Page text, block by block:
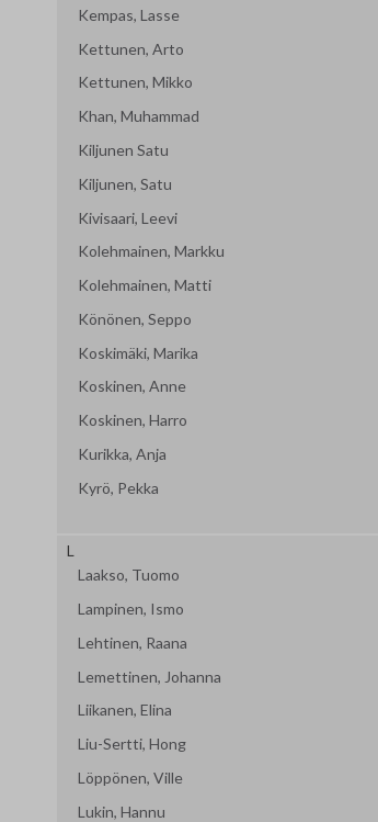
Kempas, Lasse
Kettunen, Arto
Kettunen, Mikko
Khan, Muhammad
Kiljunen Satu
Kiljunen, Satu
Kivisaari, Leevi
Kolehmainen, Markku
Kolehmainen, Matti
Könönen, Seppo
Koskimäki, Marika
Koskinen, Anne
Koskinen, Harro
Kurikka, Anja
Kyrö, Pekka
L
Laakso, Tuomo
Lampinen, Ismo
Lehtinen, Raana
Lemettinen, Johanna
Liikanen, Elina
Liu-Sertti, Hong
Löppönen, Ville
Lukin, Hannu